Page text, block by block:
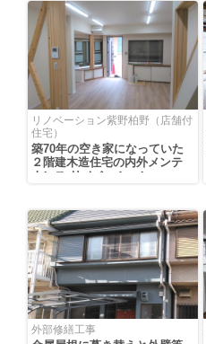
リノベーション紫野柏野（店舗付
住宅）
築70年の空き家になっていた
２階建木造住宅の内外メンテ
ナンス リノベーション
外部修繕工事